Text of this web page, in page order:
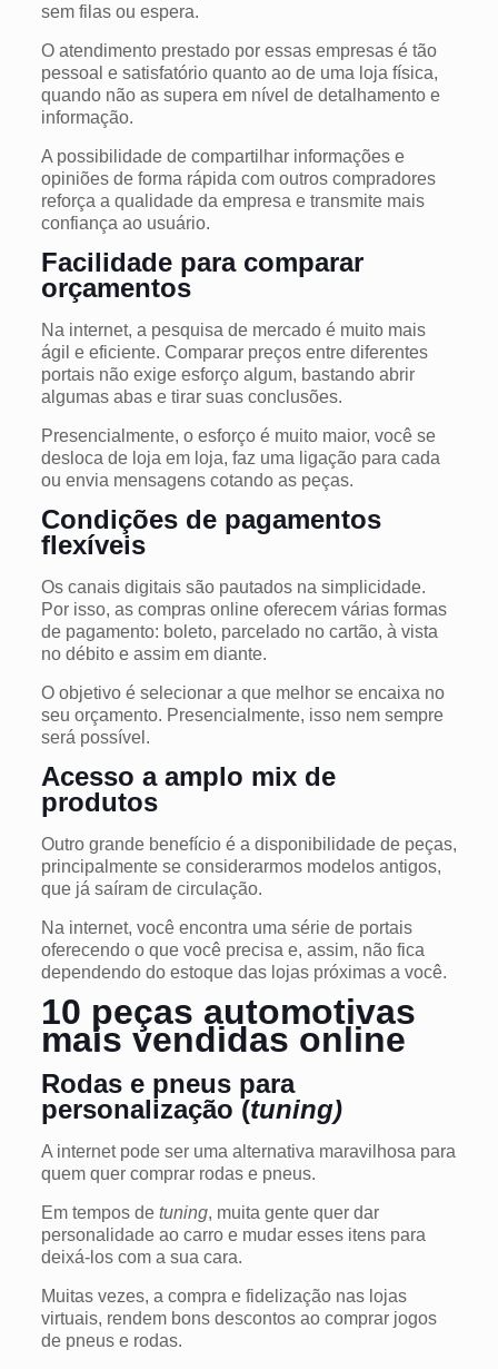
sem filas ou espera.
O atendimento prestado por essas empresas é tão
pessoal e satisfatório quanto ao de uma loja física,
quando não as supera em nível de detalhamento e
informação.
A possibilidade de compartilhar informações e
opiniões de forma rápida com outros compradores
reforça a qualidade da empresa e transmite mais
confiança ao usuário.
Facilidade para comparar
orçamentos
Na internet, a pesquisa de mercado é muito mais
ágil e eficiente. Comparar preços entre diferentes
portais não exige esforço algum, bastando abrir
algumas abas e tirar suas conclusões.
Presencialmente, o esforço é muito maior, você se
desloca de loja em loja, faz uma ligação para cada
ou envia mensagens cotando as peças.
Condições de pagamentos
flexíveis
Os canais digitais são pautados na simplicidade.
Por isso, as compras online oferecem várias formas
de pagamento: boleto, parcelado no cartão, à vista
no débito e assim em diante.
O objetivo é selecionar a que melhor se encaixa no
seu orçamento. Presencialmente, isso nem sempre
será possível.
Acesso a amplo mix de
produtos
Outro grande benefício é a disponibilidade de peças,
principalmente se considerarmos modelos antigos,
que já saíram de circulação.
Na internet, você encontra uma série de portais
oferecendo o que você precisa e, assim, não fica
dependendo do estoque das lojas próximas a você.
10 peças automotivas
mais vendidas online
Rodas e pneus para
personalização (tuning)
A internet pode ser uma alternativa maravilhosa para
quem quer comprar rodas e pneus.
Em tempos de tuning, muita gente quer dar
personalidade ao carro e mudar esses itens para
deixá-los com a sua cara.
Muitas vezes, a compra e fidelização nas lojas
virtuais, rendem bons descontos ao comprar jogos
de pneus e rodas.